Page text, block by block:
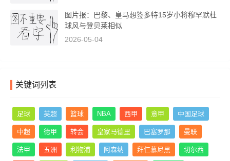
图片报：巴黎、皇马想签多特15岁小将穆罕默杜
球风与登贝莱相似
2026-05-04
关键词列表
足球 英超 篮球 NBA 西甲 意甲 中国足球
中超 德甲 转会 皇家马德里 巴塞罗那 曼联
法甲 五洲 利物浦 阿森纳 拜仁慕尼黑 切尔西